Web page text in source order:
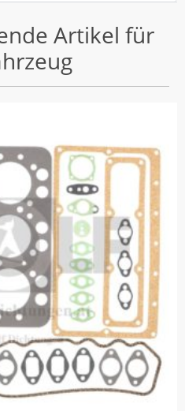
Artikel für